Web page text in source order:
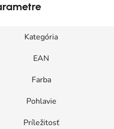
Kategória
EAN
Farba
Pohlavie
Príležitosť